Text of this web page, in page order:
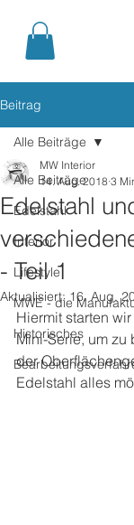
Beitrag
Alle Beiträge
Edelstahl
Interior
Lifestyle
MWE - die
Historisches
Alle Beiträge
Edelstahl
- Teil 1
MW Interior
14. Aug. 2018 3
Aktualisiert:16. Aug.
Hiermit starten
Mini-Serie, um zu
der
Edelstahl alles